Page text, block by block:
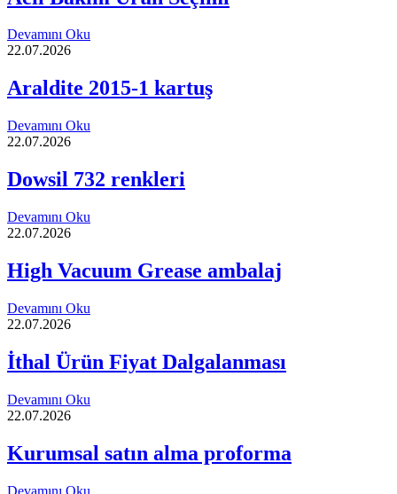
Devamını Oku
22.07.2026
Araldite 2015-1 kartuş
Devamını Oku
22.07.2026
Dowsil 732 renkleri
Devamını Oku
22.07.2026
High Vacuum Grease ambalaj
Devamını Oku
22.07.2026
İthal Ürün Fiyat Dalgalanması
Devamını Oku
22.07.2026
Kurumsal satın alma proforma
Devamını Oku